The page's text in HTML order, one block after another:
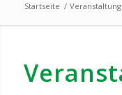
Startseite /